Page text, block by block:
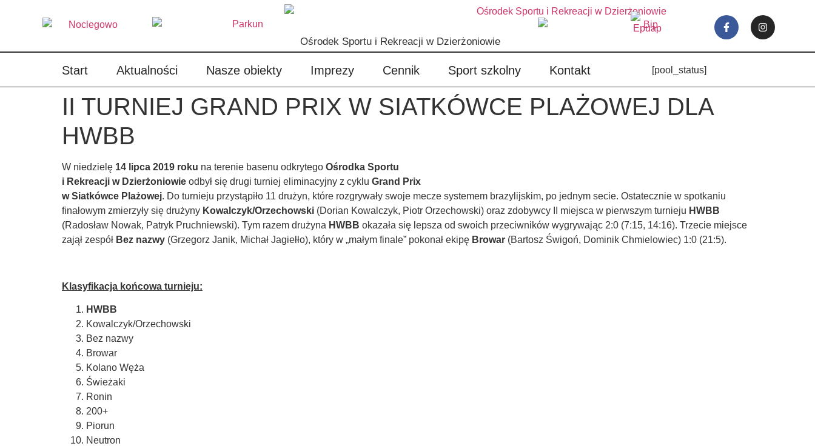
Ośrodek Sportu i Rekreacji w Dzierżoniowie
Start Aktualności Nasze obiekty Imprezy Cennik Sport szkolny Kontakt [pool_status]
II TURNIEJ GRAND PRIX W SIATKÓWCE PLAŻOWEJ DLA
HWBB
W niedzielę 14 lipca 2019 roku na terenie basenu odkrytego Ośrodka Sportu
i Rekreacji w Dzierżoniowie odbył się drugi turniej eliminacyjny z cyklu Grand Prix
w Siatkówce Plażowej. Do turnieju przystąpiło 11 drużyn, które rozgrywały swoje mecze systemem brazylijskim, po jednym secie. Ostatecznie w spotkaniu
finałowym zmierzyły się drużyny Kowalczyk/Orzechowski (Dorian Kowalczyk, Piotr Orzechowski) oraz zdobywcy II miejsca w pierwszym turnieju HWBB
(Radosław Nowak, Patryk Pruchniewski). Tym razem drużyna HWBB okazała się lepsza od swoich przeciwników wygrywając 2:0 (7:15, 14:16). Trzecie miejsce
zajął zespół Bez nazwy (Grzegorz Janik, Michał Jagiełło), który w „małym finale” pokonał ekipę Browar (Bartosz Świgoń, Dominik Chmielowiec) 1:0 (21:5).
Klasyfikacja końcowa turnieju:
HWBB
Kowalczyk/Orzechowski
Bez nazwy
Browar
Kolano Węża
Świeżaki
Ronin
200+
Piorun
Neutron